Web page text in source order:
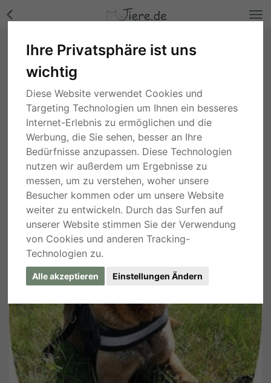
Ihre Privatsphäre ist uns
wichtig
Diese Website verwendet Cookies und
Targeting Technologien um Ihnen ein besseres
Internet-Erlebnis zu ermöglichen und die
Werbung, die Sie sehen, besser an Ihre
Bedürfnisse anzupassen. Diese Technologien
nutzen wir außerdem um Ergebnisse zu
messen, um zu verstehen, woher unsere
Besucher kommen oder um unsere Website
weiter zu entwickeln. Durch das Surfen auf
unserer Website stimmen Sie der Verwendung
von Cookies und anderen Tracking-
Technologien zu.
Alle akzeptieren Einstellungen Ändern
LOLA - 65 cm - TOLLE HÜNDIN SUCHT
ZUHAUSE! (aus dem Tierschutz/ mit Video),